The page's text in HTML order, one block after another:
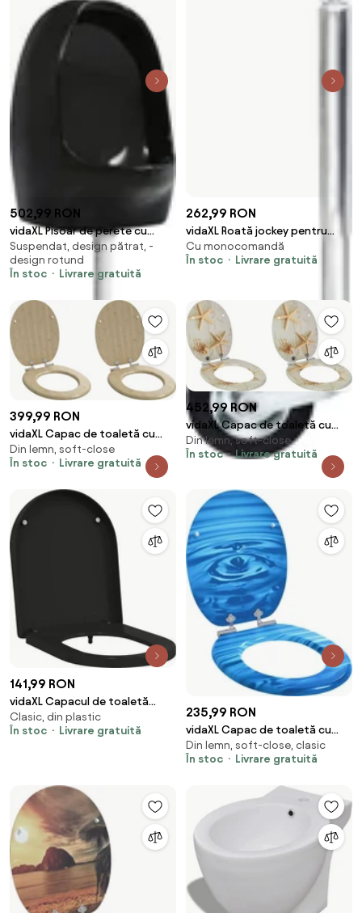
502,99 RON
vidaXL Pisoar de perete cu
supapă pentru spălare, negru,
ceramică
Suspendat, design pătrat, -
design rotund
În stoc
Livrare gratuită
262,99 RON
vidaXL Roată jockey pentru
remorcă, 48 mm, oțel
galvanizat
Cu monocomandă
În stoc
Livrare gratuită
399,99 RON
vidaXL Capac de toaletă cu
închidere lentă 2 pcs 44 x 38
cm Placă MDF
Din lemn, soft-close
În stoc
Livrare gratuită
452,99 RON
vidaXL Capac de toaletă cu
închidere lentă 2 pcs Galben și
alb
Din lemn, soft-close
În stoc
Livrare gratuită
141,99 RON
vidaXL Capacul de toaletă
Negru 48 x 36,5 x 4,5 cm
Polipropilenă
Clasic, din plastic
În stoc
Livrare gratuită
235,99 RON
vidaXL Capac de toaletă cu
închidere lentă Picătură
Albastră Placă MDF
Din lemn, soft-close, clasic
În stoc
Livrare gratuită